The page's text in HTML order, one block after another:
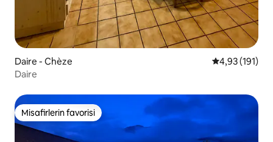
Daire - Chèze 5 üzerinden
4,93 (191)
Daire
Misafirlerin favorisi
Misafirlerin favorisi